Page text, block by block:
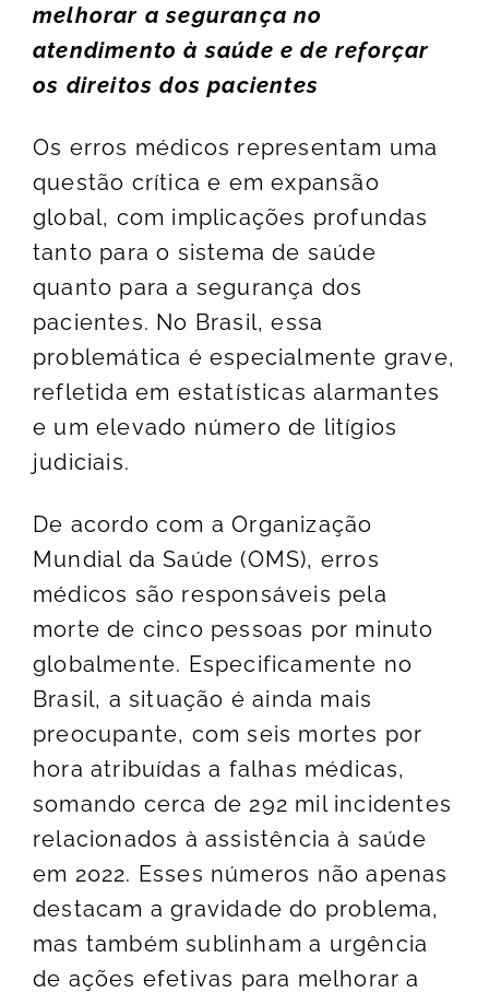
melhorar a segurança no
atendimento à saúde e de reforçar
os direitos dos pacientes
Os erros médicos representam uma
questão crítica e em expansão
global, com implicações profundas
tanto para o sistema de saúde
quanto para a segurança dos
pacientes. No Brasil, essa
problemática é especialmente grave,
refletida em estatísticas alarmantes
e um elevado número de litígios
judiciais.
De acordo com a Organização
Mundial da Saúde (OMS), erros
médicos são responsáveis pela
morte de cinco pessoas por minuto
globalmente. Especificamente no
Brasil, a situação é ainda mais
preocupante, com seis mortes por
hora atribuídas a falhas médicas,
somando cerca de 292 mil incidentes
relacionados à assistência à saúde
em 2022. Esses números não apenas
destacam a gravidade do problema,
mas também sublinham a urgência
de ações efetivas para melhorar a